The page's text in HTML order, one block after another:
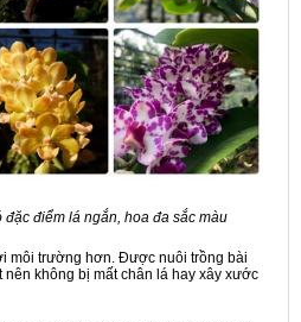
điểm lá ngắn, hoa đa sắc màu
môi trường hơn. Được nuôi trồng bài
không bị mất chân lá hay xây xước